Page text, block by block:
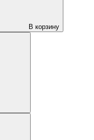
В корзину